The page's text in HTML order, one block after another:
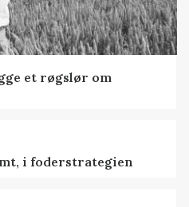
et røgslør om
i foderstrategien